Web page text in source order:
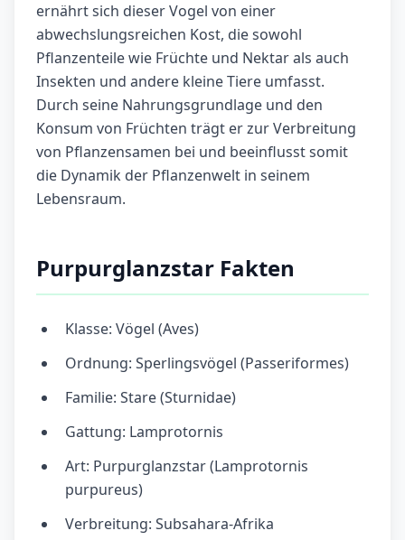
ernährt sich dieser Vogel von einer
abwechslungsreichen Kost, die sowohl
Pflanzenteile wie Früchte und Nektar als auch
Insekten und andere kleine Tiere umfasst.
Durch seine Nahrungsgrundlage und den
Konsum von Früchten trägt er zur Verbreitung
von Pflanzensamen bei und beeinflusst somit
die Dynamik der Pflanzenwelt in seinem
Lebensraum.
Purpurglanzstar Fakten
Klasse: Vögel (Aves)
Ordnung: Sperlingsvögel (Passeriformes)
Familie: Stare (Sturnidae)
Gattung: Lamprotornis
Art: Purpurglanzstar (Lamprotornis
purpureus)
Verbreitung: Subsahara-Afrika